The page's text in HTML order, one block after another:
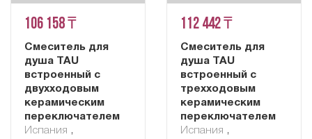
106 158 ₸
Смеситель для
душа TAU
встроенный с
двухходовым
керамическим
переключателем
Испания ,
112 442 ₸
Смеситель для
душа TAU
встроенный с
трехходовым
керамическим
переключателем
Испания ,